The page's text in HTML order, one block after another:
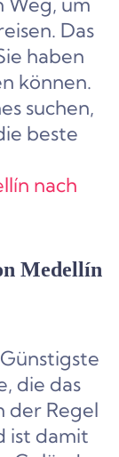
Das
haben
können.
suchen,
beste
nach
Medellín
die das
der Regel
ist damit